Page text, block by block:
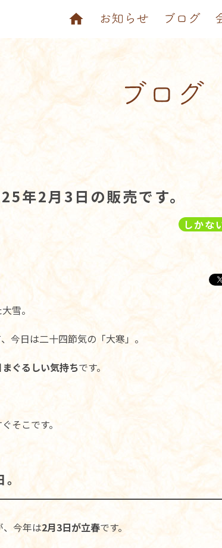
年2月3日の販売です。
しかな
雪。
今日は二十四節気の「大寒」。
ぐるしい気持ちです。
そこです。
今年は2月3日が立春です。